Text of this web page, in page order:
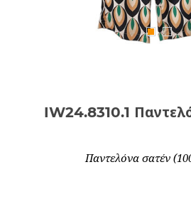
IW24.8310.1
Παντελόνα σατέν